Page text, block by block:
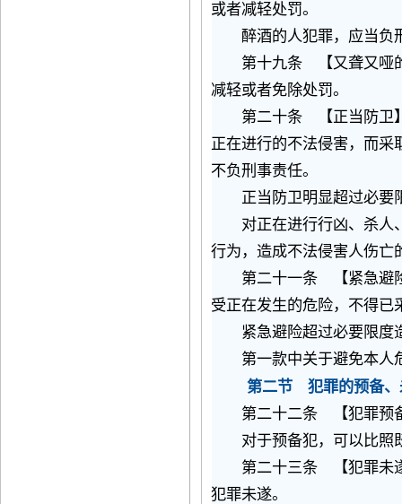
或者减轻处罚。
醉酒的人犯罪，应当负
第十九条 【又聋又哑的
减轻或者免除处罚。
第二十条 【正当防卫】
正在进行的不法侵害，而采
不负刑事责任。
正当防卫明显超过必要限
对正在进行行凶、杀人、
行为，造成不法侵害人伤亡
第二十一条 【紧急避险
受正在发生的危险，不得已
紧急避险超过必要限度造
第一款中关于避免本人危
第二节 犯罪的预备、
第二十二条 【犯罪预备
对于预备犯，可以比照
第二十三条 【犯罪未遂
犯罪未遂。